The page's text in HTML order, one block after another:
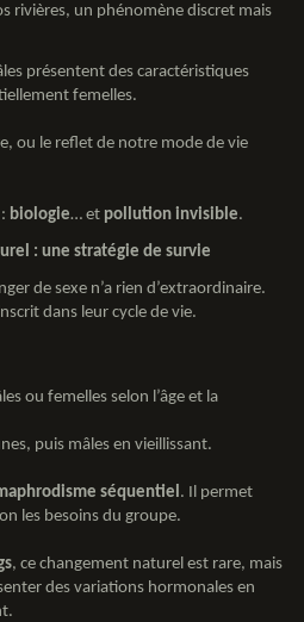
rivières, un phénomène discret mais
présentent des caractéristiques
femelles.
ou le reflet de notre mode de vie
biologie… et pollution invisible.
: une stratégie de survie
de sexe n’a rien d’extraordinaire.
dans leur cycle de vie.
ou femelles selon l’âge et la
puis mâles en vieillissant.
séquentiel . Il permet
les besoins du groupe.
, ce changement naturel est rare, mais
des variations hormonales en